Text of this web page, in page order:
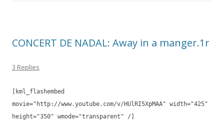
k ix
CONCERT DE NADAL: Away in a manger.1r
3 Replies
[kml_flashembed
movie="http://www.youtube.com/v/HUlRI5XpMAA" width="425"
height="350" wmode="transparent" /]